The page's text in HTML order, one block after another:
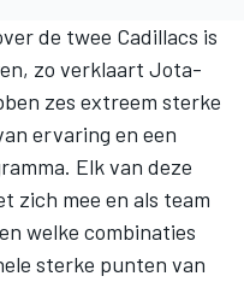
de twee Cadillacs is
zo verklaart Jota-
zes extreem sterke
ervaring en een
Elk van deze
zich mee en als team
welke combinaties
sterke punten van